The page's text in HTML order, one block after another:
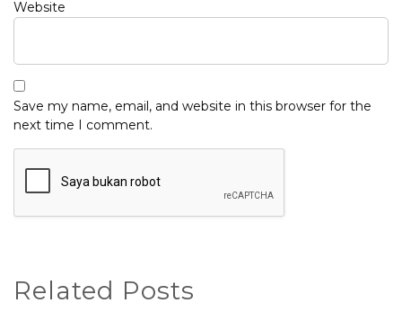
Website
Save my name, email, and website in this browser for the
next time I comment.
Related Posts